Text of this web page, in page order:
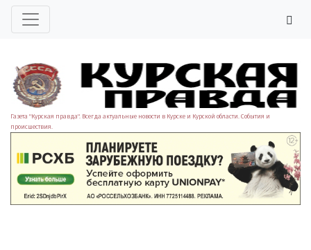
Газета "Курская правда". Всегда актуальные новости в Курске и Курской области. События и
происшествия.